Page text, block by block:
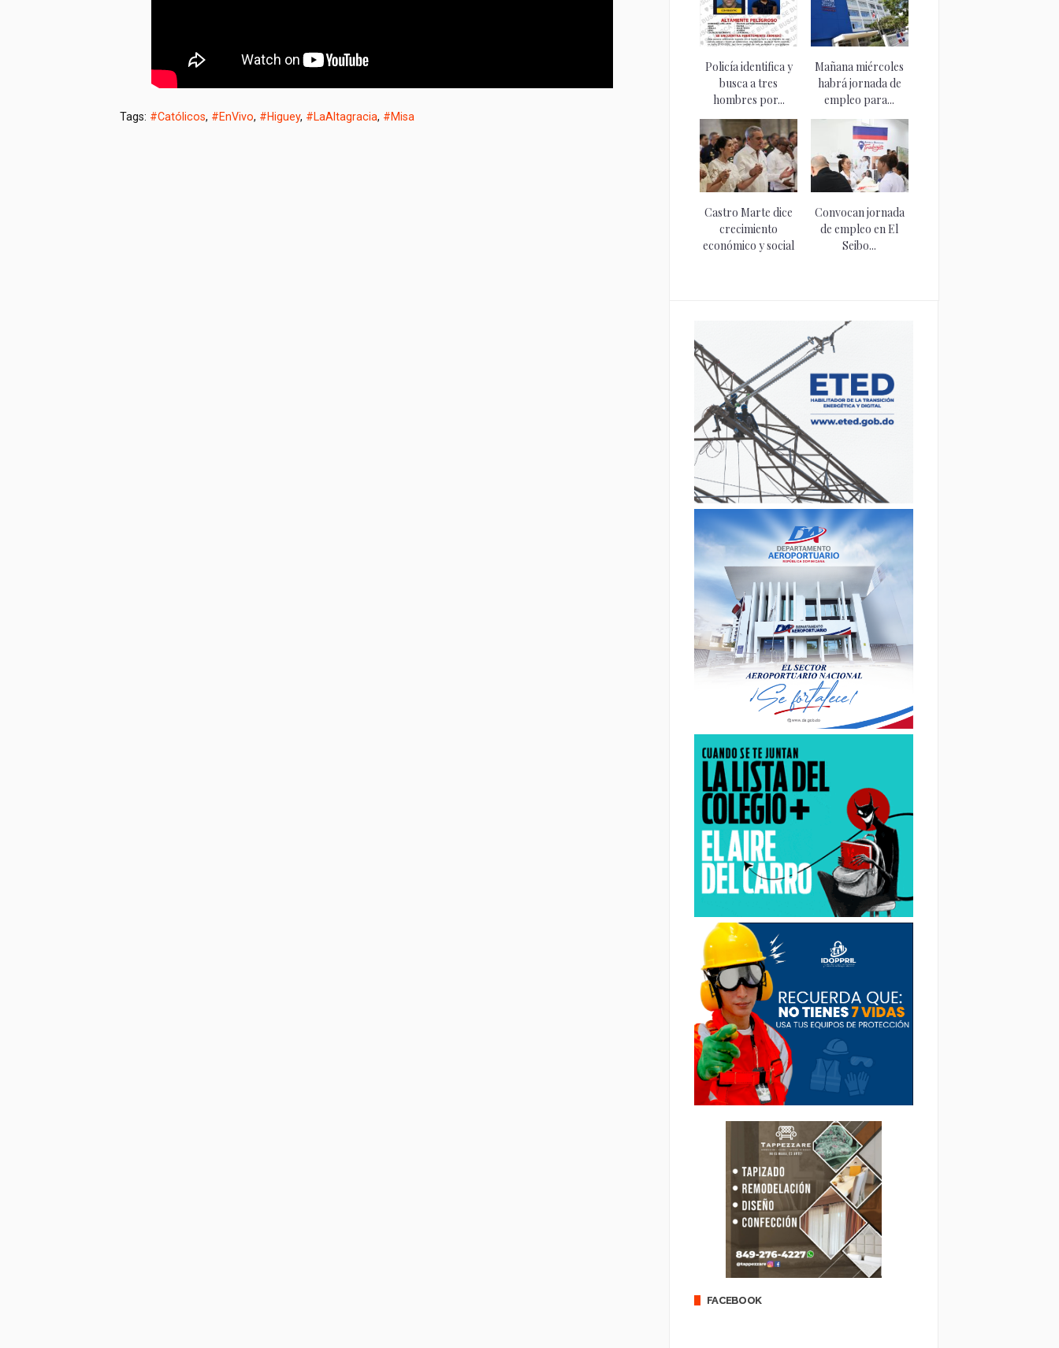
Tags: #Católicos, #EnVivo, #Higuey, #LaAltagracia, #Misa
Policía identifica y
busca a tres
hombres por...
Mañana miércoles
habrá jornada de
empleo para...
Castro Marte dice
crecimiento
económico y social
Convocan jornada
de empleo en El
Seibo...
FACEBOOK